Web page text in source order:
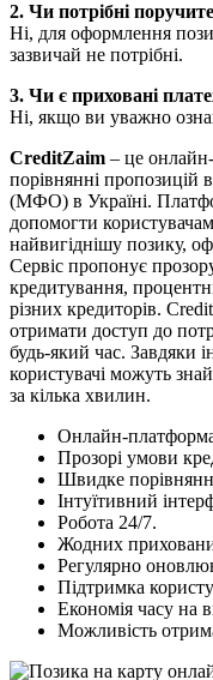
2. Чи потрібні
Ні, для оформлення
зазвичай не потрібні.
3. Чи є приховані
Ні, якщо ви уважно
CreditZaim – це онлайн-
порівнянні пропозицій
(МФО) в Україні.
допомогти
найвигіднішу позику,
Сервіс пропонує
кредитування,
різних кредиторів.
отримати доступ до
будь-який час. Завдяки
користувачі можуть
за кілька хвилин.
Онлайн-
Прозорі умови
Швидке
Інтуїтивний
Робота 24/7.
Жодних
Регулярно
Підтримка
Економія часу на
Можливість